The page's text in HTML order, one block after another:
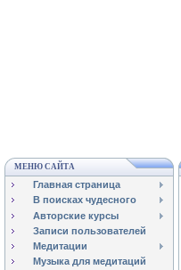
МЕНЮ САЙТА
Главная страница
В поисках чудесного
Авторские курсы
Записи пользователей
Медитации
Музыка для медитаций